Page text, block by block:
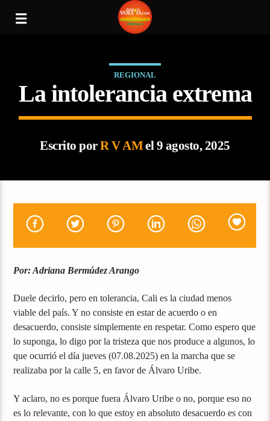
REGIONAL
La intolerancia extrema
Escrito porR V AMel 9 agosto, 2025
Por: Adriana Bermúdez Arango
Duele decirlo, pero en tolerancia, Cali es la ciudad menos
viable del país. Y no consiste en estar de acuerdo o en
desacuerdo, consiste simplemente en respetar. Como espero que
lo suponga, lo digo por la tristeza que nos produce a algunos, lo
que ocurrió el día jueves (07.08.2025) en la marcha que se
realizaba por la calle 5, en favor de Álvaro Uribe.
Y aclaro, no es porque fuera Álvaro Uribe o no, porque eso no
es lo relevante, con lo que estoy en absoluto desacuerdo es con